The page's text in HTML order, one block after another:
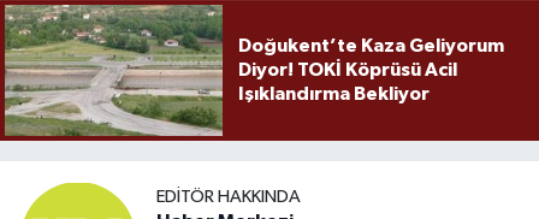
Doğukent’te Kaza Geliyorum
Diyor! TOKİ Köprüsü Acil
Işıklandırma Bekliyor
EDITÖR HAKKINDA